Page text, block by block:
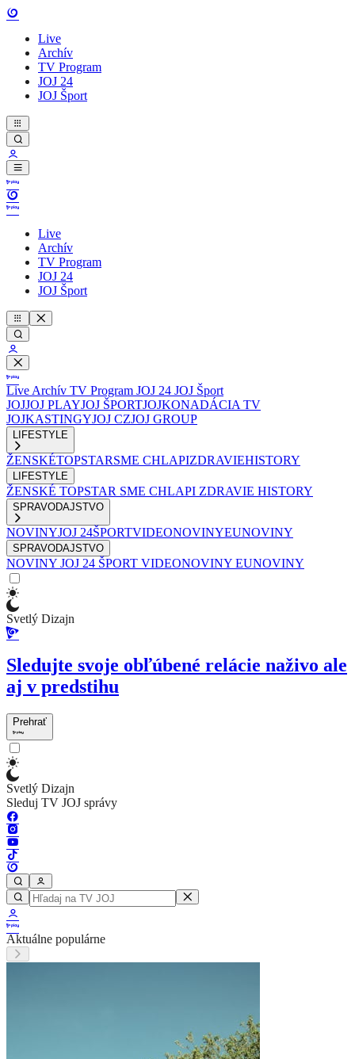
Live
Archív
TV Program
JOJ 24
JOJ Šport
Live
Archív
TV Program
JOJ 24
JOJ Šport
Live Archív TV Program JOJ 24 JOJ Šport
JOJJOJ PLAYJOJ ŠPORTJOJKONADÁCIA TV
JOJKASTINGYJOJ CZJOJ GROUP
LIFESTYLE
ŽENSKÉTOPSTARSME CHLAPIZDRAVIEHISTORY
LIFESTYLE
ŽENSKÉ TOPSTAR SME CHLAPI ZDRAVIE HISTORY
SPRAVODAJSTVO
NOVINYJOJ 24ŠPORTVIDEONOVINYEUNOVINY
SPRAVODAJSTVO
NOVINY JOJ 24 ŠPORT VIDEONOVINY EUNOVINY
Svetlý Dizajn
Sledujte svoje obľúbené relácie naživo ale
aj v predstihu
Prehrať
Svetlý Dizajn
Sleduj TV JOJ správy
Aktuálne populárne